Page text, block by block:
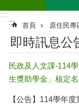
:::
:::
首頁 原住民專
即時訊息公
民政及人文課-114
生獎助學金」核定
【公告】114學年